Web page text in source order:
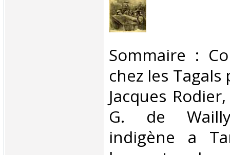
‎Sommaire :
chez les Tagals
Jacques
G. de
indigène a